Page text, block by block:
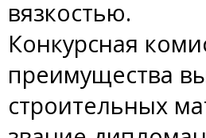
вязкостью.
Конкурсная
преимущества
строительных